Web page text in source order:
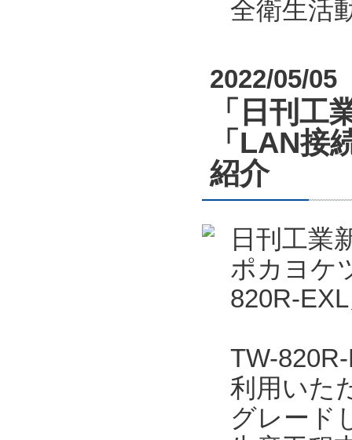
全衛生活
2022/05/05
「日刊工
「LAN
紹介
日刊工業
ポカヨケ
820R-
TW-
利用いた
グレード